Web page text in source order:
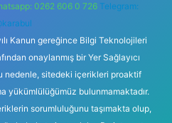
0262 606 0 726 Telegram:
Kanun gereğince Bilgi Teknolojileri
onaylanmış bir Yer Sağlayıcı
nedenle, sitedeki içerikleri proaktif
yükümlülüğümüz bulunmamaktadır.
sorumluluğunu taşımakta olup,